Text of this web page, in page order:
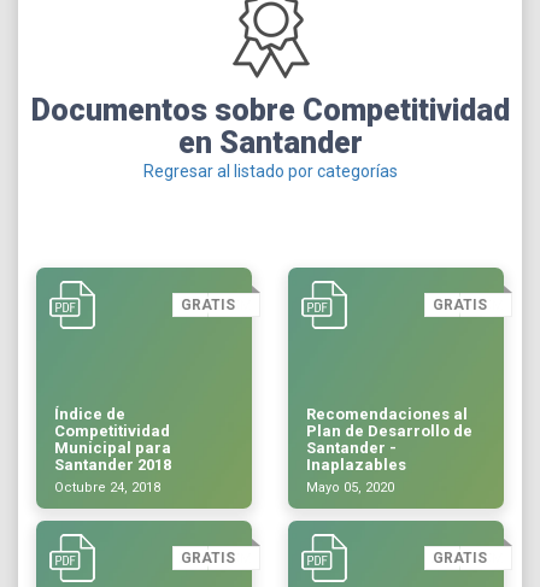
Documentos sobre Competitividad
en Santander
Regresar al listado por categorías
GRATIS
Índice de
Competitividad
Municipal para
Santander 2018
Octubre 24, 2018
GRATIS
Recomendaciones al
Plan de Desarrollo de
Santander -
Inaplazables
Mayo 05, 2020
GRATIS GRATIS